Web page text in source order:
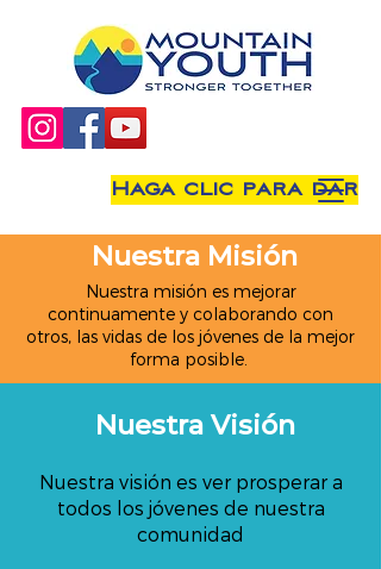
Nuestra Misión
Nuestra misión es mejorar
continuamente y colaborando con
otros, las vidas de los jóvenes de la mejor
forma posible.
Nuestra Visión
Nuestra visión es ver prosperar a
todos los jóvenes de nuestra
comunidad
Haga clic para dar